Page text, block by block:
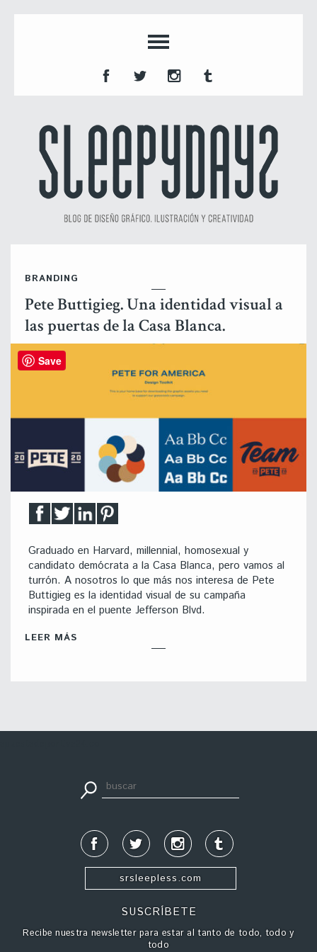
BRANDING
Pete Buttigieg. Una identidad visual a
las puertas de la Casa Blanca.
Graduado en Harvard, millennial, homosexual y
candidato demócrata a la Casa Blanca, pero vamos al
turrón. A nosotros lo que más nos interesa de Pete
Buttigieg es la identidad visual de su campaña
inspirada en el puente Jefferson Blvd.
LEER MÁS
srsleepless.com
SUSCRÍBETE
Recibe nuestra newsletter para estar al tanto de todo, todo y
todo
Save